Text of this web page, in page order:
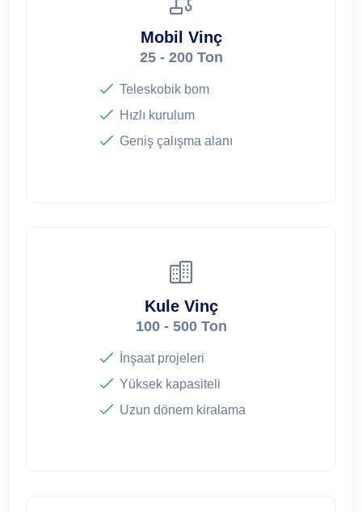
Mobil Vinç
25 - 200 Ton
Teleskobik bom
Hızlı kurulum
Geniş çalışma alanı
Kule Vinç
100 - 500 Ton
İnşaat projeleri
Yüksek kapasiteli
Uzun dönem kiralama